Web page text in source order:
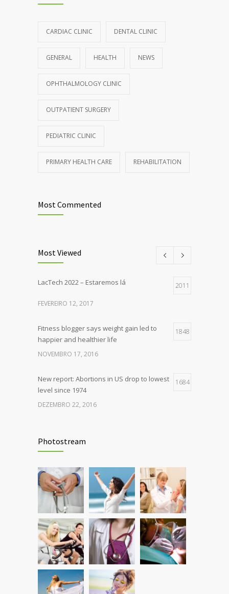
CARDIAC CLINIC DENTAL CLINIC
GENERAL HEALTH NEWS
OPHTHALMOLOGY CLINIC
OUTPATIENT SURGERY
PEDIATRIC CLINIC
PRIMARY HEALTH CARE REHABILITATION
Most Commented
Most Viewed
LacTech 2022 – Estaremos lá 2011
FEVEREIRO 12, 2017
Fitness blogger says weight gain led to
happier and healthier life
1848
NOVEMBRO 17, 2016
New report: Abortions in US drop to lowest
level since 1974
1684
DEZEMBRO 22, 2016
patients and doctors
Can breakfast help keep us thin? Nutrition
science is tricky
1301
JANEIRO 5, 2017
Photostream